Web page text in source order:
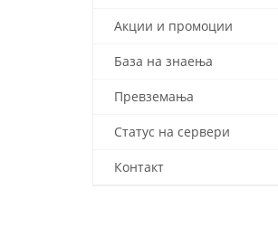
Акции и промоции
База на знаења
Превземања
Статус на сервери
Контакт